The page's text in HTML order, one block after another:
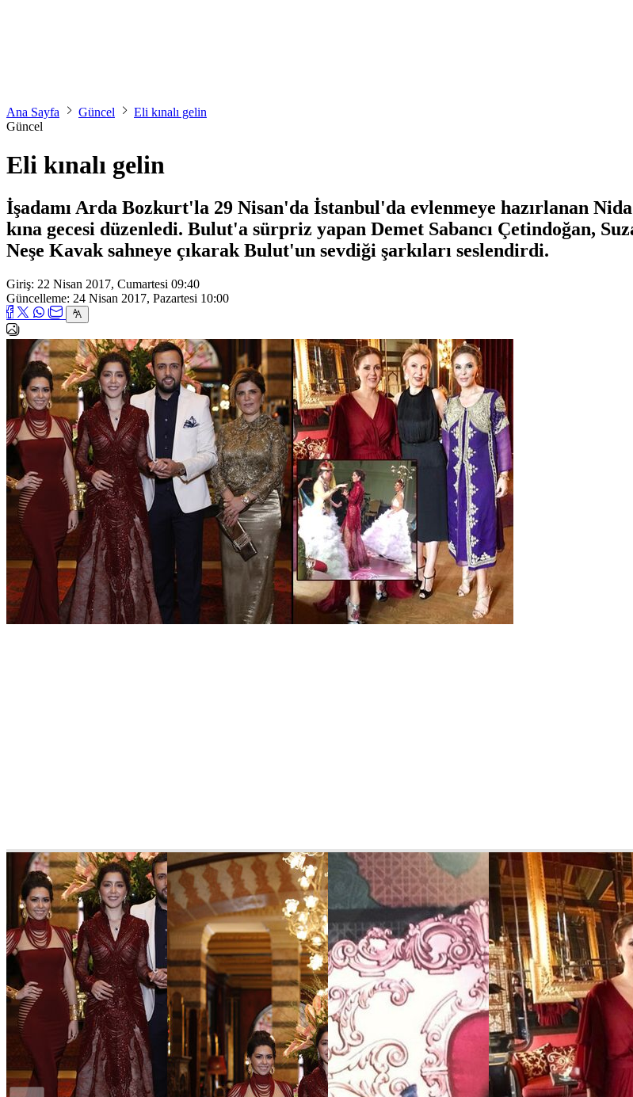
Ana Sayfa Güncel
Eli kınalı gelin
Güncel
Eli kınalı gelin
İşadamı Arda Bozkurt'la 29 Nisan'da İstanbul'da evlenmeye hazırlanan
kına gecesi düzenledi. Bulut'a sürpriz yapan Demet Sabancı Çetindoğan,
Neşe Kavak sahneye çıkarak Bulut'un sevdiği şarkıları seslendirdi.
Giriş: 22 Nisan 2017, Cumartesi 09:40
Güncelleme: 24 Nisan 2017, Pazartesi 10:00